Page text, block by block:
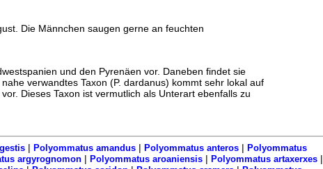
Die Männchen saugen gerne an feuchten
und den Pyrenäen vor. Daneben findet sie
verwandtes Taxon (P. dardanus) kommt sehr lokal auf
Dieses Taxon ist vermutlich als Unterart ebenfalls zu
| Polyommatus amandus| Polyommatus anteros| Polyommatus
argyrognomon| Polyommatus aroaniensis| Polyommatus artaxerxes|